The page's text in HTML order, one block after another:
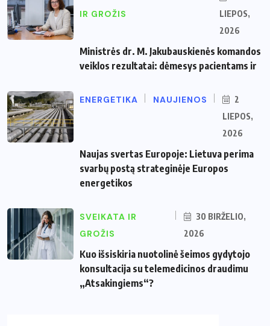
IR GROŽIS
LIEPOS,
2026
Ministrės dr. M. Jakubauskienės komandos
veiklos rezultatai: dėmesys pacientams ir
ENERGETIKA NAUJIENOS
2
LIEPOS,
2026
Naujas svertas Europoje: Lietuva perima
svarbų postą strateginėje Europos
energetikos
SVEIKATA IR
GROŽIS
30 BIRŽELIO,
2026
Kuo išsiskiria nuotolinė šeimos gydytojo
konsultacija su telemedicinos draudimu
„Atsakingiems“?